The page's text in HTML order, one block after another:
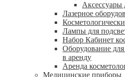
Аксессуары
Лазерное
Лампы для
Набор Кабинет
Оборудование
в аренду
Аренда
Медицинские приборы